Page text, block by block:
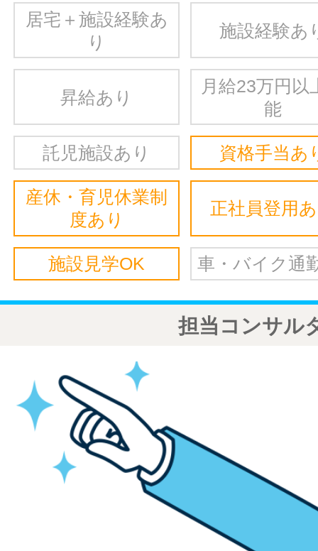
居宅＋施設経験あ
り
施設経験あ
昇給あり
月給23万円以
能
託児施設あり 資格手当あ
産休・育児休業制
度あり
正社員登用
施設見学OK 車・バイク通
担当コンサル